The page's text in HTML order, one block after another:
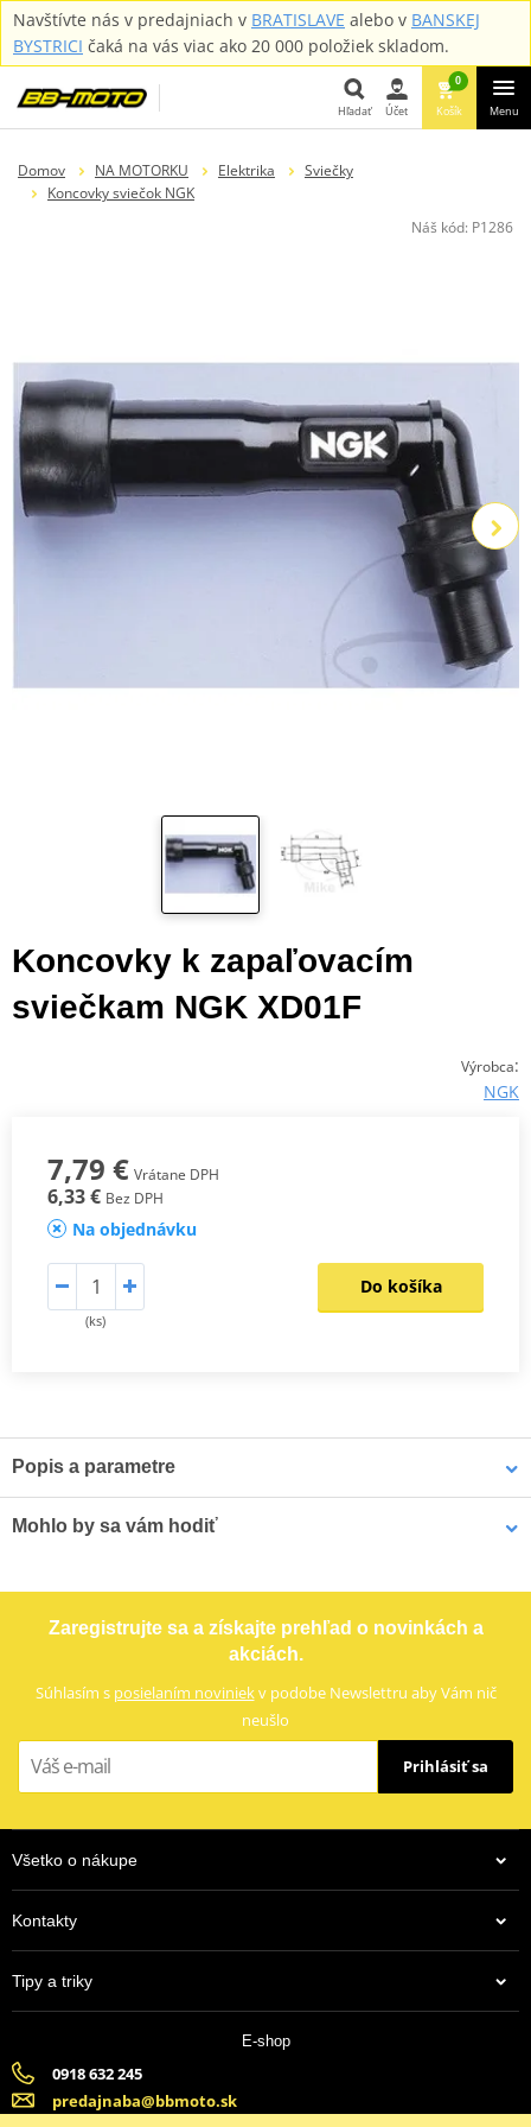
Navštívte nás v predajniach v BRATISLAVE alebo v BANSKEJ
BYSTRICI čaká na vás viac ako 20 000 položiek skladom.
Hľadať Účet
0
Košík Menu
Domov NA MOTORKU Elektrika
Sviečky
Koncovky sviečok NGK
Náš kód: P1286
Koncovky k zapaľovacím
sviečkam NGK XD01F
Výrobca:
NGK
7,79 € Vrátane DPH
6,33 € Bez DPH
Na objednávku
(ks)
Do košíka
Popis a parametre
Country of origin
JP
Mohlo by sa vám hodiť
Zaregistrujte sa a získajte prehľad o novinkách a
akciách.
Súhlasím s posielaním noviniekv podobe Newslettru aby Vám nič
neušlo
Prihlásiť sa
Všetko o nákupe
Kontakty
Tipy a triky
E-shop
0918 632 245
predajnaba@bbmoto.sk